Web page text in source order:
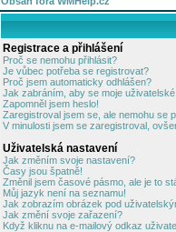
Registrace a přihlášení
Proč se nemohu přihlásit?
Je vůbec potřeba se registrovat?
Proč jsem automaticky odhlášen?
Jak zabráním, aby se moje
Zapomněl jsem heslo!
Zaregistroval jsem se, ale nemohu se
V minulosti jsem se zaregistroval,
Uživatelská nastavení
Jak změním svoje nastavení?
Časy jsou špatně!
Změnil jsem časové pásmo, ale je to
Můj jazyk není na seznamu!
Jak zobrazím obrázek pod
Jak změní svoje zařazení?
Když kliknu na e-mailový odkaz